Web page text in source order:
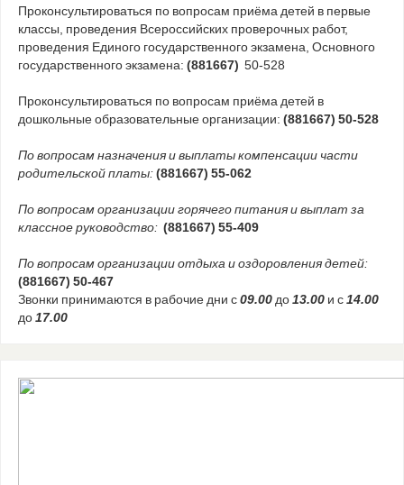
Проконсультироваться по вопросам приёма детей в первые
классы, проведения Всероссийских проверочных работ,
проведения Единого государственного экзамена, Основного
государственного экзамена: (881667) 50-528
Проконсультироваться по вопросам приёма детей в
дошкольные образовательные организации: (881667) 50-528
По вопросам назначения и выплаты компенсации части
родительской платы:(881667) 55-062
По вопросам организации горячего питания и выплат за
классное руководство:(881667) 55-409
По вопросам организации отдыха и оздоровления детей:
(881667) 50-467
Звонки принимаются в рабочие дни с09.00до13.00и с14.00
до17.00